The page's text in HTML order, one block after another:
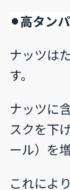
⚫︎高タン
ナッツは
す。
ナッツに
スクを下
ール）を
これによ